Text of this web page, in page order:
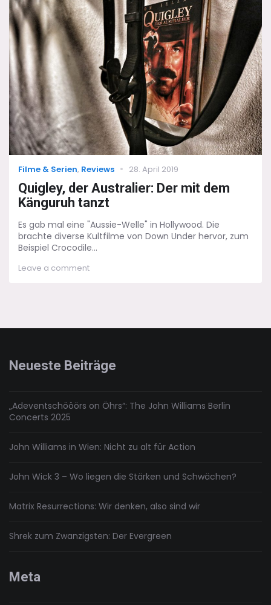
Me
–
Erdig,
aber
nicht
kantig
Categories
Filme & Serien, Reviews
Posted
28. April 2019
Quigley, der Australier: Der mit dem
Känguruh tanzt
Es gab mal eine "Aussie-Welle" in Hollywood. Die
brachte diverse Kultfilme von Down Under hervor, zum
Beispiel Crocodile...
Leave a commenton
Neueste Beiträge
„Adeventschööörs on Öhrs“: The John Williams Berlin
Concerts 2025
John Williams in Wien: Nicht zu alt für Action
John Wick 3 – Wo liegen die Stärken und Schwächen?
Matrix Resurrections: Wir denken, also sind wir
Shrek zum Zwanzigsten: Der Evergreen
Meta